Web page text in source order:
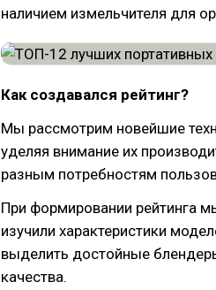
наличием измельчителя для
Как создавался рейтинг?
Мы рассмотрим новейшие
уделяя внимание их
разным потребностям
При формировании рейтинга
изучили характеристики
выделить достойные
качества.